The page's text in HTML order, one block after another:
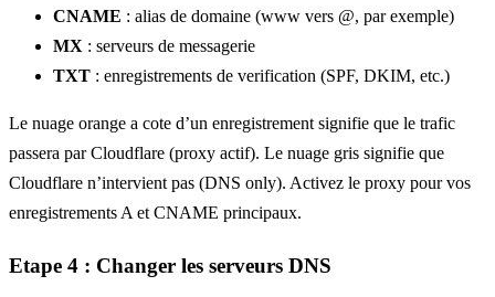
CNAME : alias de domaine (www vers @, par exemple)
MX : serveurs de messagerie
TXT : enregistrements de verification (SPF, DKIM, etc.)
Le nuage orange a cote d’un enregistrement signifie que le trafic
passera par Cloudflare (proxy actif). Le nuage gris signifie que
Cloudflare n’intervient pas (DNS only). Activez le proxy pour vos
enregistrements A et CNAME principaux.
Etape 4 : Changer les serveurs DNS